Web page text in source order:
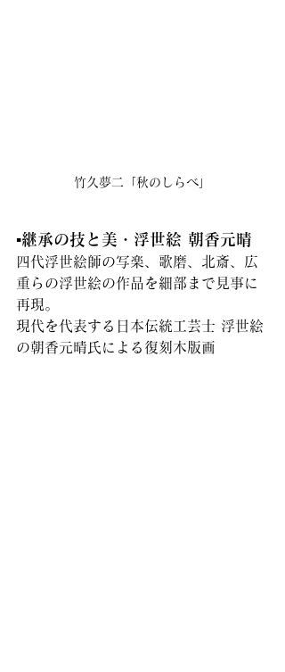
竹久夢二「秋のしらべ」
▪️継承の技と美・浮世絵 朝香元晴
四代浮世絵師の写楽、歌磨、北斎、広
重らの浮世絵の作品を細部まで見事に
再現。
現代を代表する日本伝統工芸士 浮世絵
の朝香元晴氏による復刻木版画